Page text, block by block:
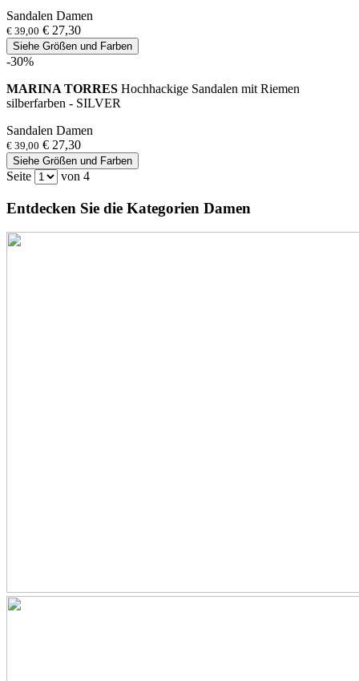
Sandalen Damen
€ 39,00 € 27,30
Siehe Größen und Farben
-30%
MARINA TORRES Hochhackige Sandalen mit Riemen
silberfarben - SILVER
Sandalen Damen
€ 39,00 € 27,30
Siehe Größen und Farben
Seite von 4
Entdecken Sie die Kategorien Damen